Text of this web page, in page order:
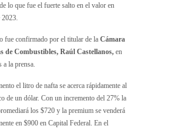
lo que fue el fuerte salto en el valor en
fue confirmado por el titular de la Cámara
de Combustibles, Raúl Castellanos, en
a la prensa.
el litro de nafta se acerca rápidamente al
de un dólar. Con un incremento del 27% la
los $720 y la premium se venderá
en $900 en Capital Federal. En el